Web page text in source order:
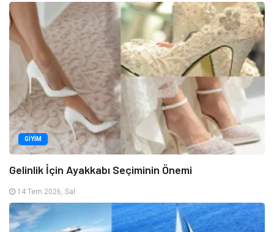
GIYIM
Gelinlik İçin Ayakkabı Seçiminin Önemi
14 Tem 2026, Sal